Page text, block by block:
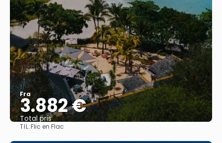
Fra
3.882 €
Total pris
TIL:Flic en Flac